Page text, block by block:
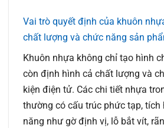
Vai trò quyết định của khuôn
chất lượng và chức năng sản
Khuôn nhựa không chỉ tạo hình
còn định hình cả chất lượng và
kiện điện tử. Các chi tiết nhựa
thường có cấu trúc phức tạp, tích
năng như gờ định vị, lỗ bắt vít,